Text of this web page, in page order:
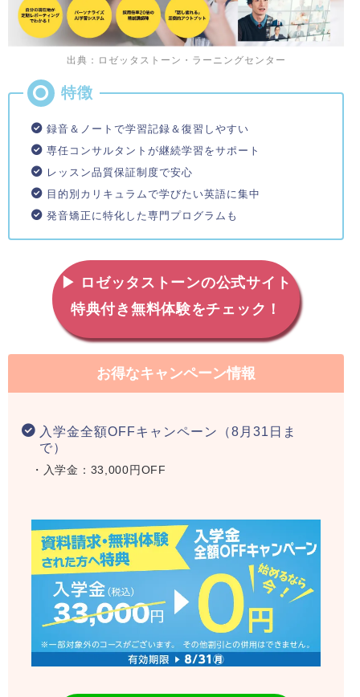
出典：ロゼッタストーン・ラーニングセンター
録音＆ノートで学習記録＆復習しやすい
専任コンサルタントが継続学習をサポート
レッスン品質保証制度で安心
目的別カリキュラムで学びたい英語に集中
発音矯正に特化した専門プログラムも
▶ ロゼッタストーンの公式サイト
特典付き無料体験をチェック！
お得なキャンペーン情報
入学金全額OFFキャンペーン（8月31日ま
で）
・入学金：33,000円OFF